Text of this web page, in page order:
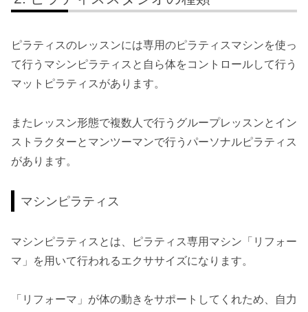
ピラティスのレッスンには専用のピラティスマシンを使っ
て行うマシンピラティスと自ら体をコントロールして行う
マットピラティスがあります。
またレッスン形態で複数人で行うグループレッスンとイン
ストラクターとマンツーマンで行うパーソナルピラティス
があります。
マシンピラティス
マシンピラティスとは、ピラティス専用マシン「リフォー
マ」を用いて行われるエクササイズになります。
「リフォーマ」が体の動きをサポートしてくれため、自力